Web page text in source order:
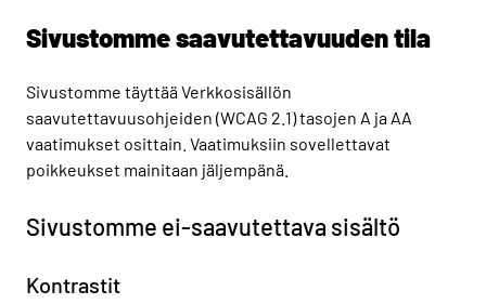
Sivustomme saavutettavuuden tila
Sivustomme täyttää Verkkosisällön
saavutettavuusohjeiden (WCAG 2.1) tasojen A ja AA
vaatimukset osittain. Vaatimuksiin sovellettavat
poikkeukset mainitaan jäljempänä.
Sivustomme ei-saavutettava sisältö
Kontrastit